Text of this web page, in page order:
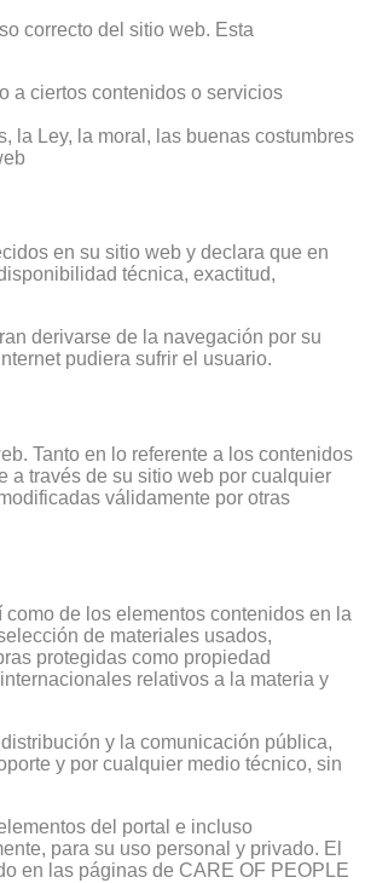
correcto del sitio web. Esta
a ciertos contenidos o servicios
la Ley, la moral, las buenas costumbres
en su sitio web y declara que en
técnica, exactitud,
derivarse de la navegación por su
pudiera sufrir el usuario.
Tanto en lo referente a los contenidos
a través de su sitio web por cualquier
válidamente por otras
de los elementos contenidos en la
de materiales usados,
protegidas como propiedad
relativos a la materia y
y la comunicación pública,
y por cualquier medio técnico, sin
del portal e incluso
para su uso personal y privado. El
en las páginas de CARE OF PEOPLE